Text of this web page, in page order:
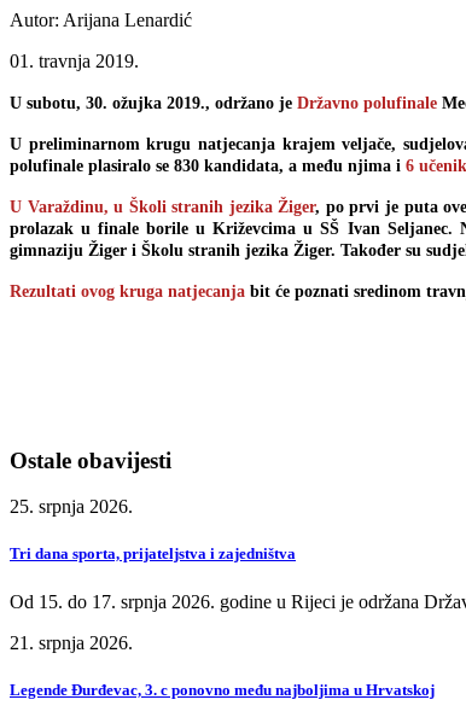
Autor: Arijana Lenardić
01. travnja 2019.
U subotu, 30. ožujka 2019., održano je Državno polufinale
U preliminarnom krugu natjecanja krajem veljače,
polufinale plasiralo se 830 kandidata, a među njima i 6
U Varaždinu, u Školi stranih jezika Žiger, po prvi je puta
prolazak u finale borile u Križevcima u SŠ Ivan
gimnaziju Žiger i Školu stranih jezika Žiger. Također su
Rezultati ovog kruga natjecanja bit će poznati sredinom
Ostale obavijesti
25. srpnja 2026.
Tri dana sporta, prijateljstva i zajedništva
Od 15. do 17. srpnja 2026. godine u Rijeci je održana
21. srpnja 2026.
Legende Đurđevac, 3. c ponovno među najboljima u Hrvatskoj